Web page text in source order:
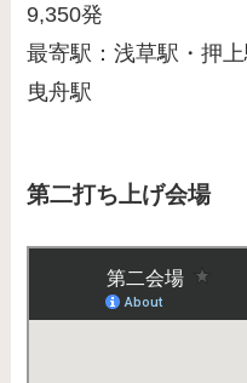
9,350発
最寄駅：浅草駅・押
曳舟駅
第二打ち上げ会場